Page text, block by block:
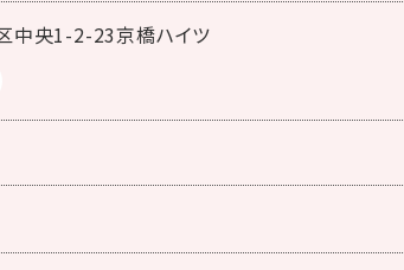
中央1-2-23京橋ハイツ